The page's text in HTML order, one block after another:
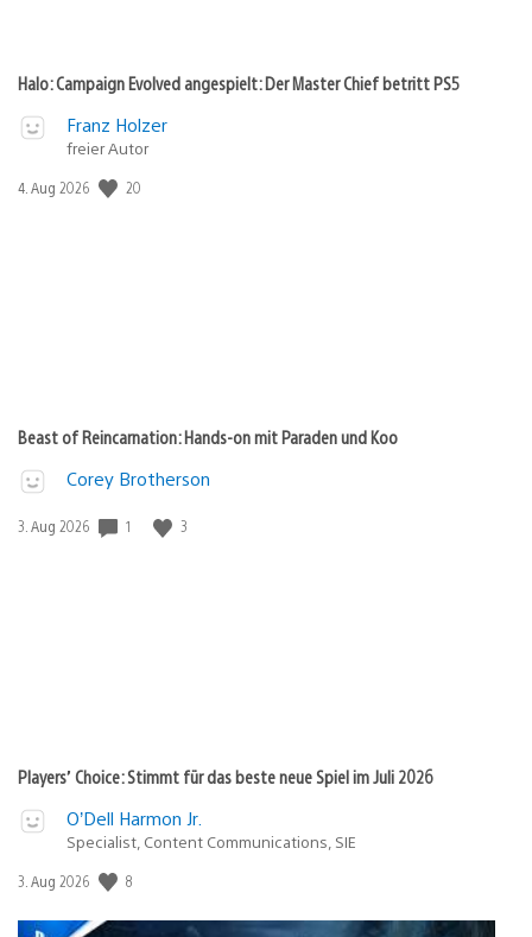
Halo: Campaign Evolved angespielt: Der Master Chief betritt PS5
Franz Holzer
freier Autor
Veröffentlichungsdatum:
4. Aug 2026 20
Beast of Reincarnation: Hands-on mit Paraden und Koo
Corey Brotherson
Veröffentlichungsdatum:
3. Aug 2026 1 3
Players’ Choice: Stimmt für das beste neue Spiel im Juli 2026
O’Dell Harmon Jr.
Specialist, Content Communications, SIE
Veröffentlichungsdatum:
3. Aug 2026 8